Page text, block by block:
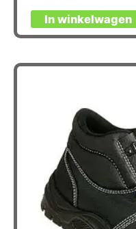
In winkelwagen